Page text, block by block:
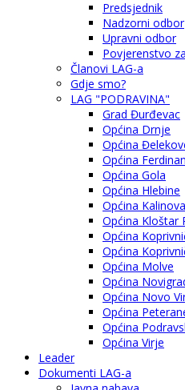
Predsjednik
Nadzorni odbor
Upravni odbor
Povjerenstvo
Članovi LAG-a
Gdje smo?
LAG "PODRAVINA"
Grad Đurđevac
Općina Drnje
Općina
Općina
Općina Gola
Općina Hlebine
Općina
Općina Kloštar
Općina
Općina
Općina Molve
Općina
Općina Novo
Općina
Općina
Općina Virje
Leader
Dokumenti LAG-a